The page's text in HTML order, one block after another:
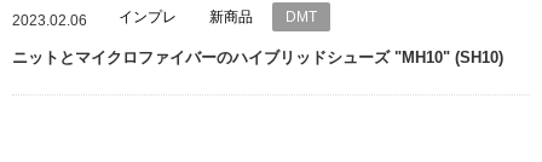
2023.02.06 インプレ 新商品 DMT
ニットとマイクロファイバーのハイブリッドシューズ "MH10" (SH10)